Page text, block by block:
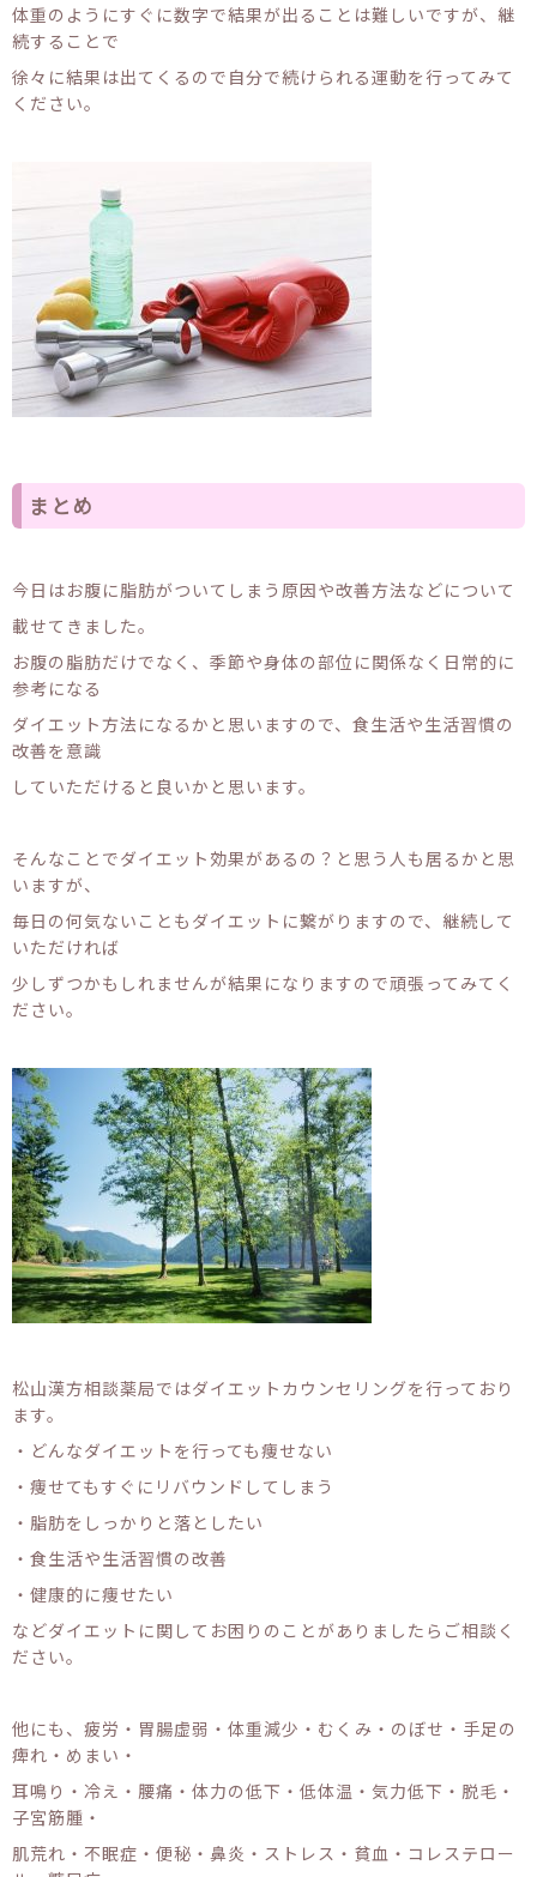
体重のようにすぐに数字で結果が出ることは難しいですが、継
続することで
徐々に結果は出てくるので自分で続けられる運動を行ってみて
ください。
まとめ
今日はお腹に脂肪がついてしまう原因や改善方法などについて
載せてきました。
お腹の脂肪だけでなく、季節や身体の部位に関係なく日常的に
参考になる
ダイエット方法になるかと思いますので、食生活や生活習慣の
改善を意識
していただけると良いかと思います。
そんなことでダイエット効果があるの？と思う人も居るかと思
いますが、
毎日の何気ないこともダイエットに繋がりますので、継続して
いただければ
少しずつかもしれませんが結果になりますので頑張ってみてく
ださい。
松山漢方相談薬局ではダイエットカウンセリングを行っており
ます。
・どんなダイエットを行っても痩せない
・痩せてもすぐにリバウンドしてしまう
・脂肪をしっかりと落としたい
・食生活や生活習慣の改善
・健康的に痩せたい
などダイエットに関してお困りのことがありましたらご相談く
ださい。
他にも、疲労・胃腸虚弱・体重減少・むくみ・のぼせ・手足の
痺れ・めまい・
耳鳴り・冷え・腰痛・体力の低下・低体温・気力低下・脱毛・
子宮筋腫・
肌荒れ・不眠症・便秘・鼻炎・ストレス・貧血・コレステロー